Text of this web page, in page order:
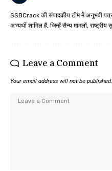
SSBCrack की संपादकीय टीम में अनुभवी
अभ्यर्थी शामिल हैं, जिन्हें सैन्य मामलों, राष्ट्रीय
Leave a Comment
Your email address will not be published.